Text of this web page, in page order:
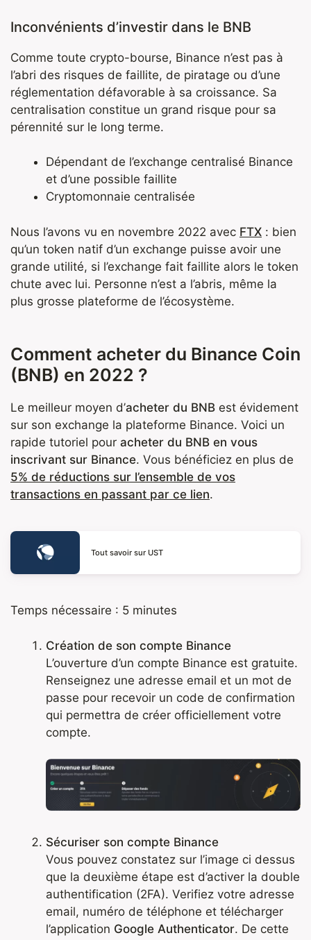
Inconvénients d’investir dans le BNB
Comme toute crypto-bourse, Binance n’est pas à
l’abri des risques de faillite, de piratage ou d’une
réglementation défavorable à sa croissance. Sa
centralisation constitue un grand risque pour sa
pérennité sur le long terme.
Dépendant de l’exchange centralisé Binance
et d’une possible faillite
Cryptomonnaie centralisée
Nous l’avons vu en novembre 2022 avec FTX : bien
qu’un token natif d’un exchange puisse avoir une
grande utilité, si l’exchange fait faillite alors le token
chute avec lui. Personne n’est a l’abris, même la
plus grosse plateforme de l’écosystème.
Comment acheter du Binance Coin
(BNB) en 2022 ?
Le meilleur moyen d’acheter du BNB est évidement
sur son exchange la plateforme Binance. Voici un
rapide tutoriel pour acheter du BNB en vous
inscrivant sur Binance. Vous bénéficiez en plus de
5% de réductions sur l’ensemble de vos
transactions en passant par ce lien.
Tout savoir sur UST
Temps nécessaire : 5 minutes
Création de son compte Binance
L’ouverture d’un compte Binance est gratuite.
Renseignez une adresse email et un mot de
passe pour recevoir un code de confirmation
qui permettra de créer officiellement votre
compte.
Sécuriser son compte Binance
Vous pouvez constatez sur l’image ci dessus
que la deuxième étape est d’activer la double
authentification (2FA). Verifiez votre adresse
email, numéro de téléphone et télécharger
l’application Google Authenticator. De cette